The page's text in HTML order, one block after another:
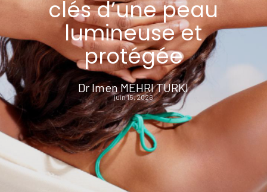
clés d’une peau
lumineuse et
protégée
Dr Imen MEHRI TURKI
juin 15, 2026